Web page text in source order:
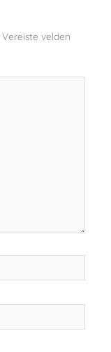
Vereiste velden